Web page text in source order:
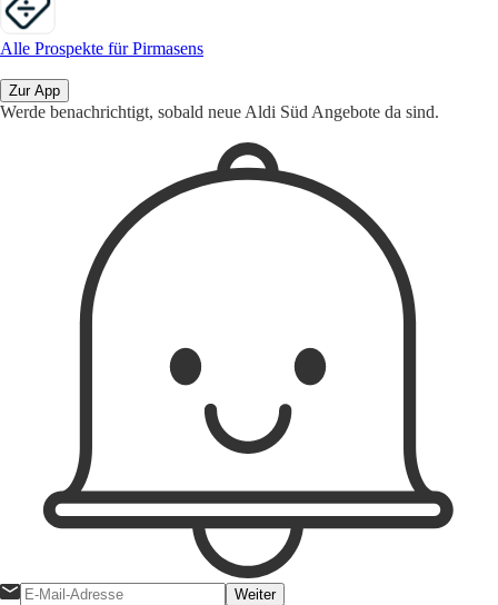
Alle Prospekte für Pirmasens
Zur App
Werde benachrichtigt, sobald neue Aldi Süd Angebote da sind.
Weiter